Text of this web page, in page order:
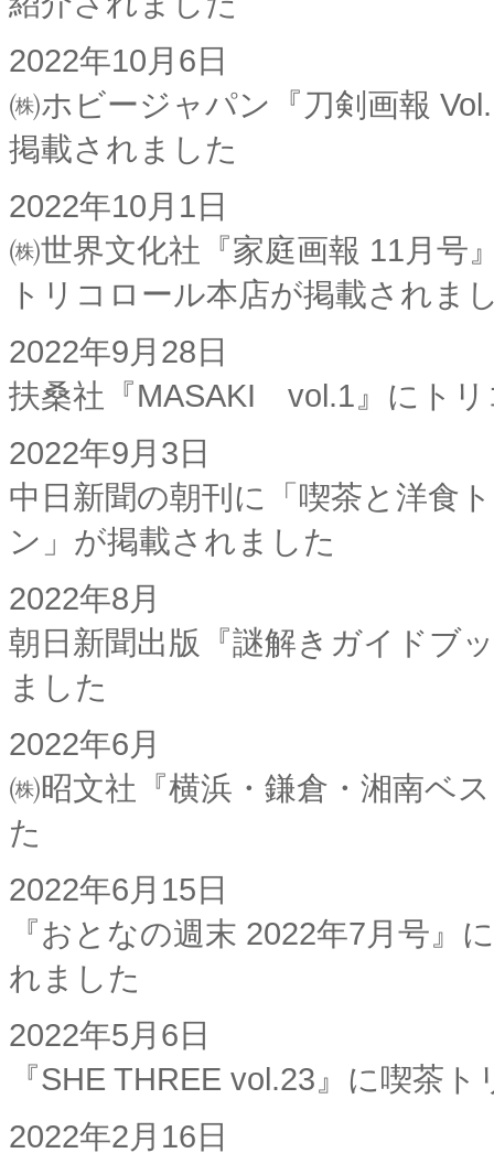
2022年10月6日
㈱ホビージャパン『刀剣画報
掲載されました
2022年10月1日
㈱世界文化社『家庭画報 11月号
トリコロール本店が掲載されま
2022年9月28日
扶桑社『MASAKI vol.1』にト
2022年9月3日
中日新聞の朝刊に「喫茶と洋食
ン」が掲載されました
2022年8月
朝日新聞出版『謎解きガイドブ
ました
2022年6月
㈱昭文社『横浜・鎌倉・湘南ベ
た
2022年6月15日
『おとなの週末 2022年7月号』
れました
2022年5月6日
『SHE THREE vol.23』に喫茶
2022年2月16日